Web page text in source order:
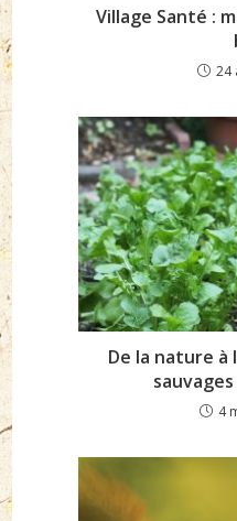
Village Santé :
24
De la nature à
4